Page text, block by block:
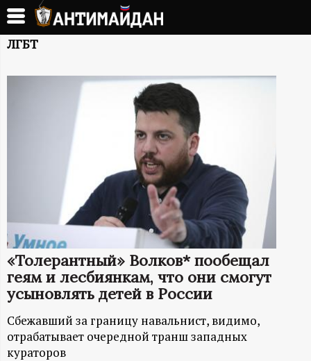
Перейти
основному
А
Н
Й
Д
А
Н
ЛГБТ
«Толерантный» Волков* пообещал
геям и лесбиянкам, что они смогут
усыновлять детей в России
Сбежавший за границу навальнист, видимо,
отрабатывает очередной транш западных
кураторов